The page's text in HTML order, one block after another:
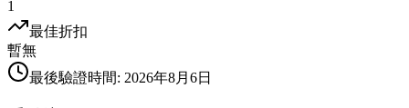
1
最佳折扣
暫無
最後驗證時間: 2026年8月6日